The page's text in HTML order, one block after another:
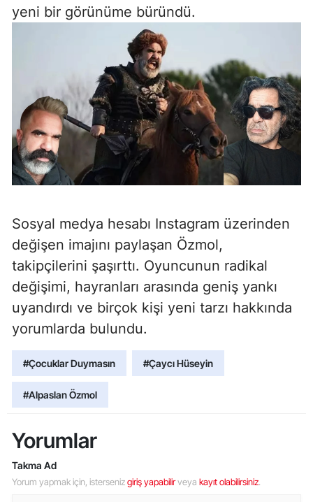
yeni bir görünüme büründü.
Sosyal medya hesabı Instagram üzerinden
değişen imajını paylaşan Özmol,
takipçilerini şaşırttı. Oyuncunun radikal
değişimi, hayranları arasında geniş yankı
uyandırdı ve birçok kişi yeni tarzı hakkında
yorumlarda bulundu.
#Çocuklar Duymasın #Çaycı Hüseyin
#Alpaslan Özmol
Yorumlar
Takma Ad
Yorum yapmak için, istersenizgiriş yapabilirveya kayıt olabilirsiniz.